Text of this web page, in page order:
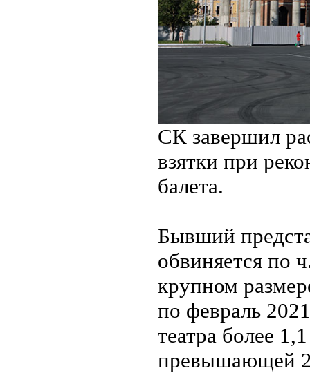
СК завершил
взятки при
балета.
Бывший
обвиняется по
крупном
по февраль
театра более
превышающей